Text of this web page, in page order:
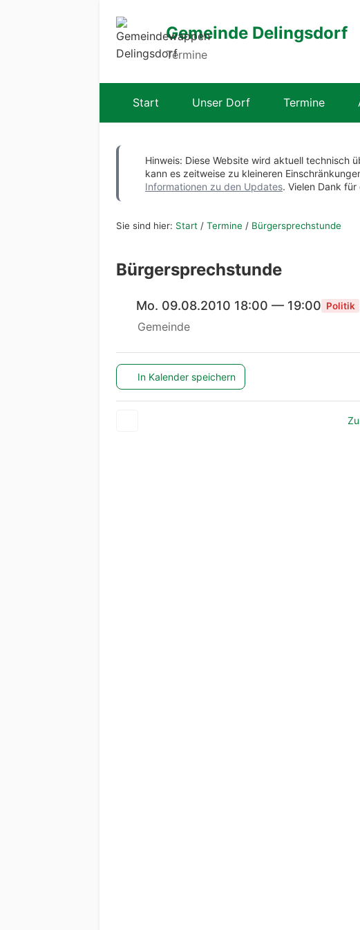
Gemeinde Delingsdorf
Termine
Start Unser Dorf Termine
Hinweis: Diese Website wird aktuell technisch
kann es zeitweise zu kleineren
Informationen zu den Updates. Vielen Dank
Sie sind hier: Start / Termine / Bürgersprechstunde
Bürgersprechstunde
Mo. 09.08.2010 18:00 — 19:00 Politik
Gemeinde
In Kalender speichern